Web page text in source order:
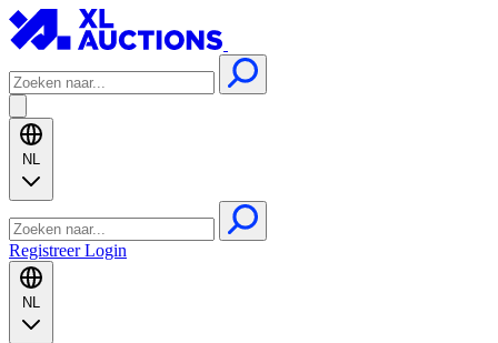
NL
RegistreerLogin
NL